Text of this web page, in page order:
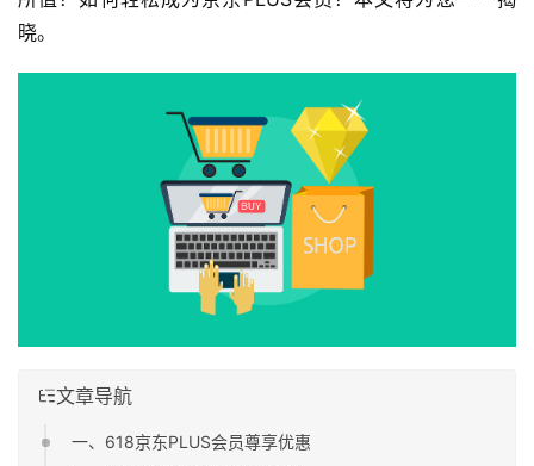
晓。
文章导航
一、618京东PLUS会员尊享优惠